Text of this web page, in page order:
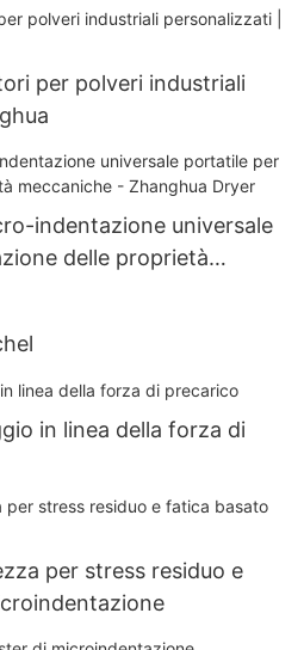
per polveri industriali
indentazione universale
delle proprietà
Dryer
in linea della forza di
per stress residuo e